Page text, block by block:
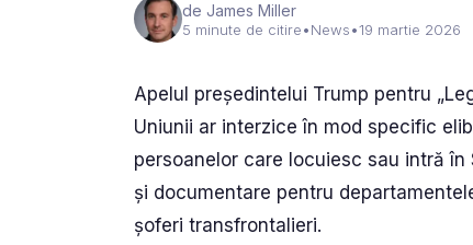
de James Miller
5 minute de citire•News•19 martie 2026
Apelul președintelui Trump pentru
Uniunii ar interzice în mod specific
persoanelor care locuiesc sau intră
și documentare pentru
șoferi transfrontalieri.